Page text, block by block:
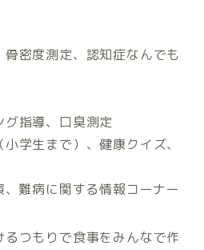
骨密度測定、認知症なんでも
グ指導、口臭測定
学生まで）、健康クイズ、
、難病に関する情報コーナー
つもりで食事をみんなで作